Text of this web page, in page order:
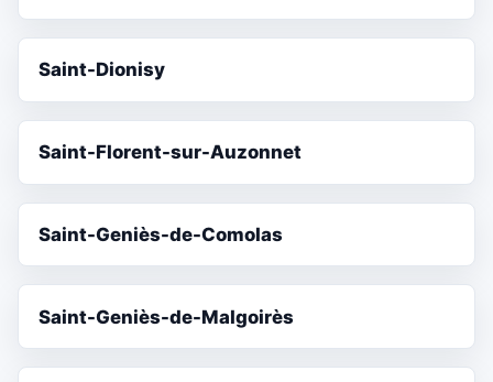
Saint-Dionisy
Saint-Florent-sur-Auzonnet
Saint-Geniès-de-Comolas
Saint-Geniès-de-Malgoirès